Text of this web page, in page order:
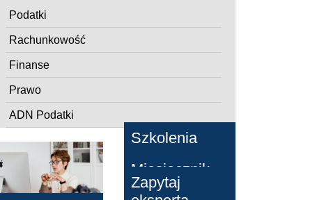
Podatki
Rachunkowość
Finanse
Prawo
ADN Podatki
Szkolenia
Miesięcznik
Zapytaj